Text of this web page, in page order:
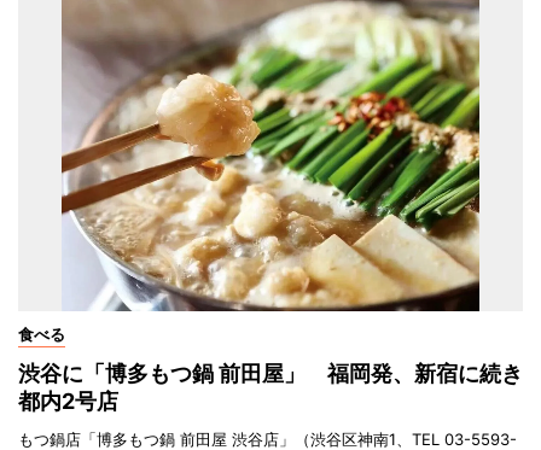
食べる
渋谷に「博多もつ鍋 前田屋」 福岡発、新宿に続き
都内2号店
もつ鍋店「博多もつ鍋 前田屋 渋谷店」（渋谷区神南1、TEL 03-5593-